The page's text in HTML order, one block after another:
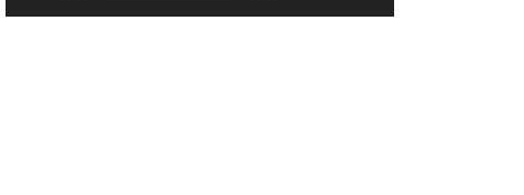
Gore/Dole